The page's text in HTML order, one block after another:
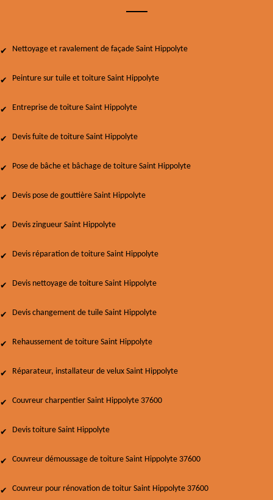
Nettoyage et ravalement de façade Saint Hippolyte
Peinture sur tuile et toiture Saint Hippolyte
Entreprise de toiture Saint Hippolyte
Devis fuite de toiture Saint Hippolyte
Pose de bâche et bâchage de toiture Saint Hippolyte
Devis pose de gouttière Saint Hippolyte
Devis zingueur Saint Hippolyte
Devis réparation de toiture Saint Hippolyte
Devis nettoyage de toiture Saint Hippolyte
Devis changement de tuile Saint Hippolyte
Rehaussement de toiture Saint Hippolyte
Réparateur, installateur de velux Saint Hippolyte
Couvreur charpentier Saint Hippolyte 37600
Devis toiture Saint Hippolyte
Couvreur démoussage de toiture Saint Hippolyte 37600
Couvreur pour rénovation de toitur Saint Hippolyte 37600